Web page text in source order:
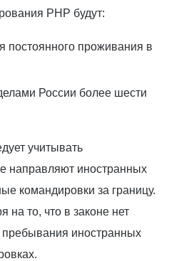
РНР будут:
постоянного проживания в
России более шести
учитывать
направляют иностранных
командировки за границу.
на то, что в законе нет
пребывания иностранных